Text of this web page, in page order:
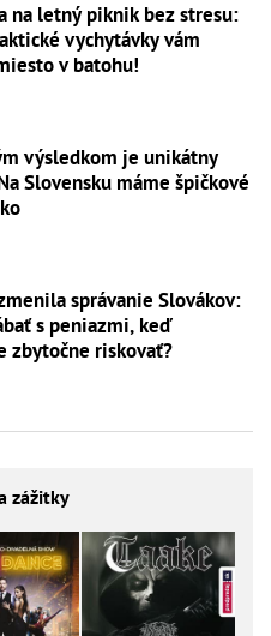
na letný piknik bez stresu:
vychytávky vám
v batohu!
výsledkom je unikátny
Slovensku máme špičkové
správanie Slovákov:
s peniazmi, keď
zbytočne riskovať?
zážitky